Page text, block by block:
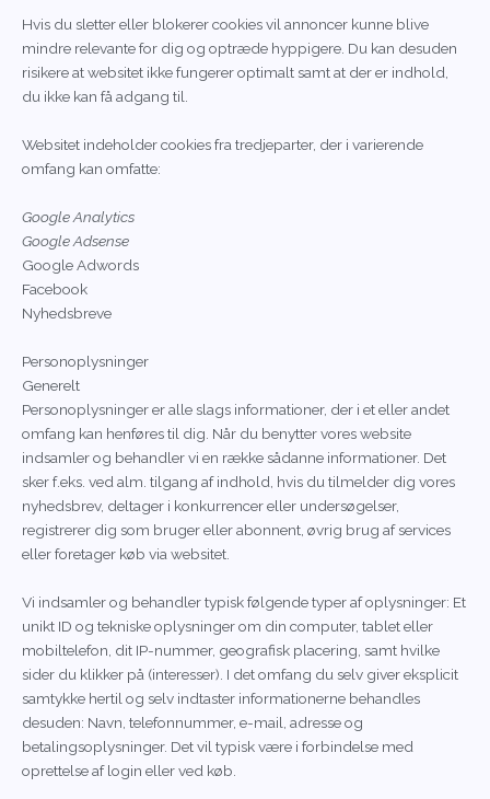
Hvis du sletter eller blokerer cookies vil annoncer kunne blive
mindre relevante for dig og optræde hyppigere. Du kan desuden
risikere at websitet ikke fungerer optimalt samt at der er indhold,
du ikke kan få adgang til.
Websitet indeholder cookies fra tredjeparter, der i varierende
omfang kan omfatte:
Google Analytics
Google Adsense
Google Adwords
Facebook
Nyhedsbreve
Personoplysninger
Generelt
Personoplysninger er alle slags informationer, der i et eller andet
omfang kan henføres til dig. Når du benytter vores website
indsamler og behandler vi en række sådanne informationer. Det
sker f.eks. ved alm. tilgang af indhold, hvis du tilmelder dig vores
nyhedsbrev, deltager i konkurrencer eller undersøgelser,
registrerer dig som bruger eller abonnent, øvrig brug af services
eller foretager køb via websitet.
Vi indsamler og behandler typisk følgende typer af oplysninger: Et
unikt ID og tekniske oplysninger om din computer, tablet eller
mobiltelefon, dit IP-nummer, geografisk placering, samt hvilke
sider du klikker på (interesser). I det omfang du selv giver eksplicit
samtykke hertil og selv indtaster informationerne behandles
desuden: Navn, telefonnummer, e-mail, adresse og
betalingsoplysninger. Det vil typisk være i forbindelse med
oprettelse af login eller ved køb.